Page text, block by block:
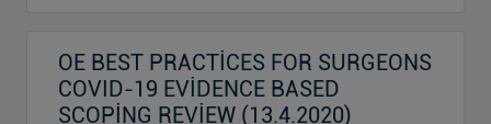
OE BEST PRACTİCES FOR SURGEONS
COVID-19 EVİDENCE BASED
SCOPİNG REVİEW (13.4.2020)